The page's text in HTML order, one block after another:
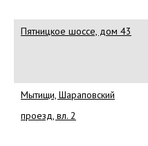
Пятницкое шоссе, дом 43
Мытищи, Шараповский
проезд, вл. 2